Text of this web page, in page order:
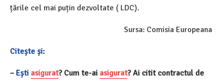
țările cel mai puțin dezvoltate ( LDC).
Sursa: Comisia Europeana
Citește și:
– Ești asigurat? Cum te-ai asigurat? Ai citit contractul de